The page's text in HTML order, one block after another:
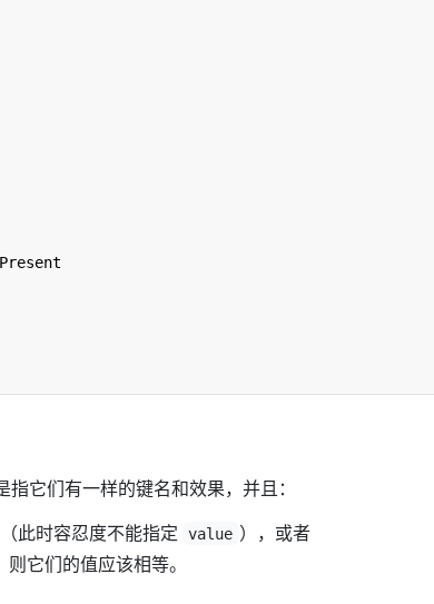
它们有一样的键名和效果，并且：
（此时容忍度不能指定 value ），或者
则它们的值应该相等。